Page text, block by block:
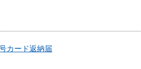
カード返納届